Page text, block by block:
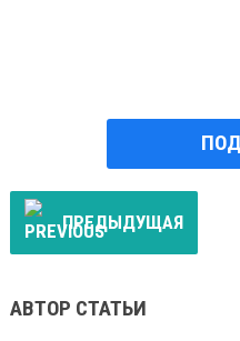
ПРЕДЫДУЩАЯ
АВТОР СТАТЬИ